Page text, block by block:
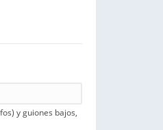
y guiones bajos,